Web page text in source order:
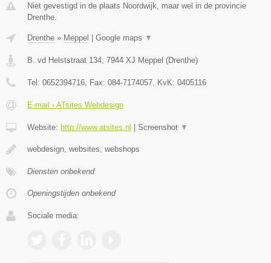
Niet gevestigd in de plaats Noordwijk, maar wel in de provincie
Drenthe.
Drenthe » Meppel Google maps ▼
B. vd Helststraat 134 7944 XJ Meppel (Drenthe)
Tel: 0652394716 , Fax: 084-7174057 , KvK: 0405116
E-mail › ATsites Webdesign
Website: http://www.atsites.nl Screenshot ▼
webdesign, websites, webshops
Diensten onbekend
Openingstijden onbekend
Sociale media: